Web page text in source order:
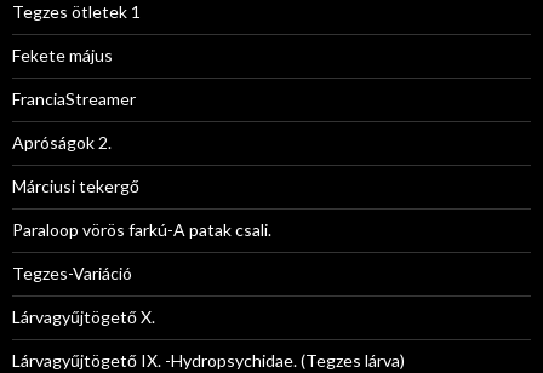
Tegzes ötletek 1
Fekete május
FranciaStreamer
Apróságok 2.
Márciusi tekergő
Paraloop vörös farkú-A patak csali.
Tegzes-Variáció
Lárvagyűjtögető X.
Lárvagyűjtögető IX. -Hydropsychidae. (Tegzes lárva)